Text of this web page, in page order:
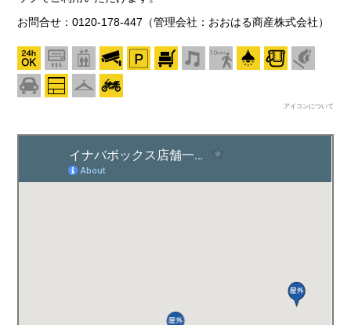
お問合せ：0120-178-447（管理会社：おおはる商産株式会社）
アイコンについて